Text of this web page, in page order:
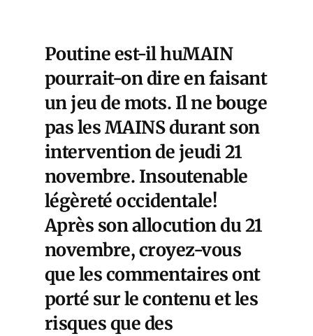
Poutine est-il huMAIN
pourrait-on dire en faisant
un jeu de mots. Il ne bouge
pas les MAINS durant son
intervention de jeudi 21
novembre. Insoutenable
légèreté occidentale!
Après son allocution du 21
novembre, croyez-vous
que les commentaires ont
porté sur le contenu et les
risques que des